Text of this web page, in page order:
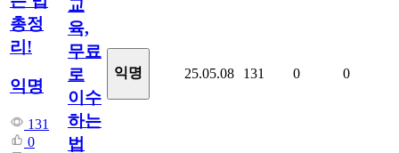
총정
리!
익명
131
0
교
육,
무료
로
이수
하는
법
익명 25.05.08 131 0 0